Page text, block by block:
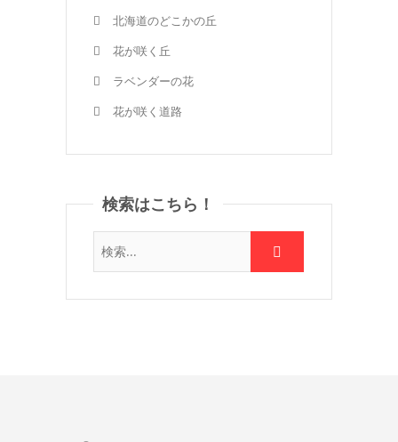
北海道のどこかの丘
花が咲く丘
ラベンダーの花
花が咲く道路
検索はこちら！